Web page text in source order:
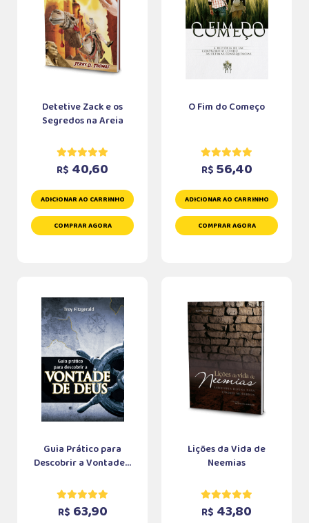
Detetive Zack e os
Segredos na Areia
R$ 40,60
ADICIONAR AO CARRINHO
COMPRAR AGORA
O Fim do Começo
R$ 56,40
ADICIONAR AO CARRINHO
COMPRAR AGORA
Guia Prático para
Descobrir a Vontade...
R$ 63,90
Lições da Vida de
Neemias
R$ 43,80